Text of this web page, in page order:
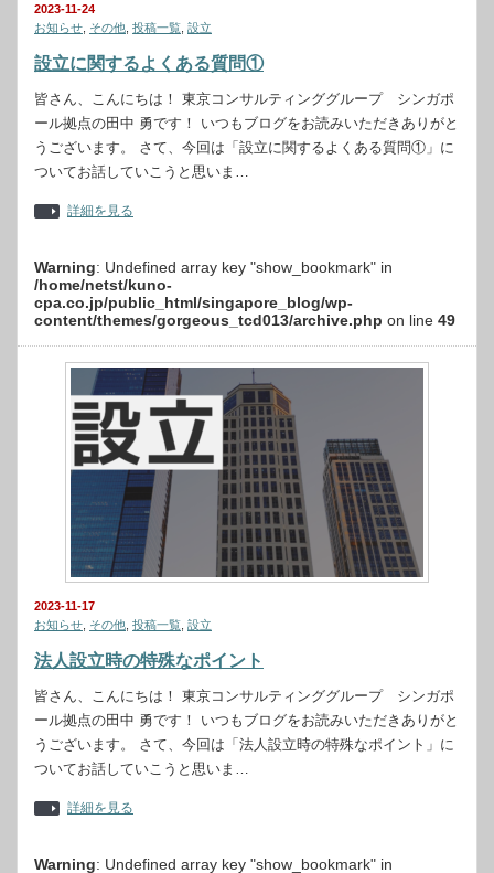
2023-11-24
お知らせ その他 投稿一覧 設立
設立に関するよくある質問①
皆さん、こんにちは！ 東京コンサルティンググループ シンガポ
ール拠点の田中 勇です！ いつもブログをお読みいただきありがと
うございます。 さて、今回は「設立に関するよくある質問①」に
ついてお話していこうと思いま…
詳細を見る
Warning: Undefined array key "show_bookmark" in
/home/netst/kuno-
cpa.co.jp/public_html/singapore_blog/wp-
content/themes/gorgeous_tcd013/archive.php on line 49
2023-11-17
お知らせ その他 投稿一覧 設立
法人設立時の特殊なポイント
皆さん、こんにちは！ 東京コンサルティンググループ シンガポ
ール拠点の田中 勇です！ いつもブログをお読みいただきありがと
うございます。 さて、今回は「法人設立時の特殊なポイント」に
ついてお話していこうと思いま…
詳細を見る
Warning: Undefined array key "show_bookmark" in